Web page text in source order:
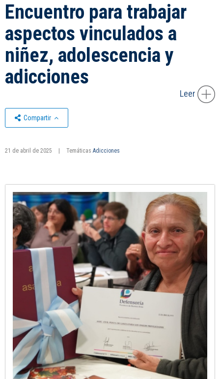
Encuentro para trabajar
aspectos vinculados a
niñez, adolescencia y
adicciones
Leer
Compartir
21 de abril de 2025 Temáticas Adicciones